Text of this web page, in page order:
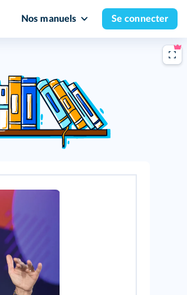
Nos manuels Se connecter